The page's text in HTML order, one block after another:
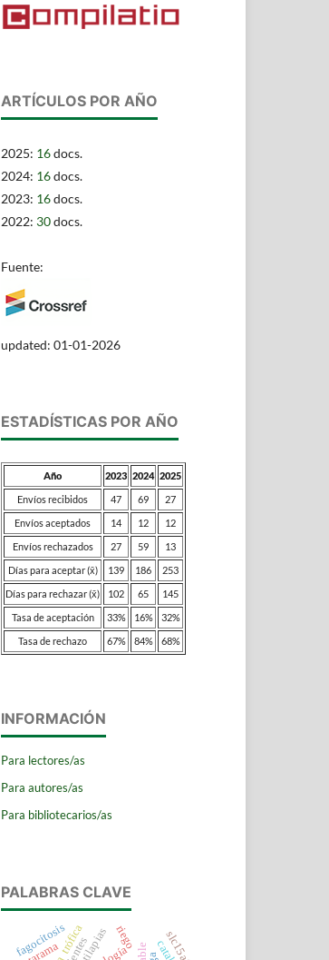
ARTÍCULOS POR AÑO
2025: 16docs.
2024: 16docs.
2023: 16docs.
2022: 30docs.
Fuente:
updated: 01-01-2026
ESTADÍSTICAS POR AÑO
Año 2023 2024 2025
Envíos recibidos
47 69
27
Envíos aceptados
14 12
12
Envíos rechazados
27 59
13
Días para aceptar (x̄)
139 186
253
Días para rechazar (x̄)
102 65
145
Tasa de aceptación
33% 16%
32%
Tasa de rechazo
67% 84% 68%
INFORMACIÓN
Para lectores/as
Para autores/as
Para bibliotecarios/as
PALABRAS CLAVE
riego
fagocitosis slc15a1
tilapias